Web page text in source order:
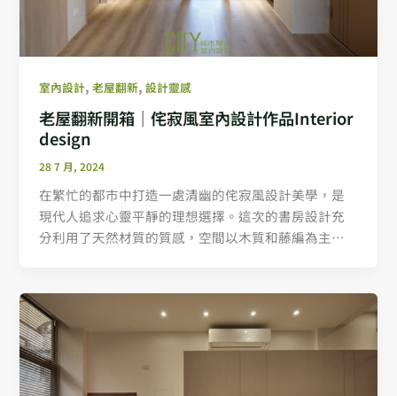
室內設計,老屋翻新,設計靈感
老屋翻新開箱｜侘寂風室內設計作品Interior
design
28 7 月, 2024
在繁忙的都市中打造一處清幽的侘寂風設計美學，是
現代人追求心靈平靜的理想選擇。這次的書房設計充
分利用了天然材質的質感，空間以木質和藤編為主，
具和配件，營造出一個適合閱讀與思考的靜謐環境。
此外，設計師特意選用了粗糙感漆料和手工製作的陶
藝品，進一步提升了侘寂風的樸實美學氛圍。這樣的
設計不僅帶給人視覺上的舒適，還能在心靈上提供一
片放鬆的天地，讓每一個使用這個空間的人都能感受